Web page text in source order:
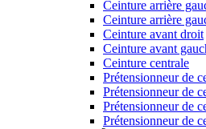
Ceinture arrière
Ceinture arrière
Ceinture avant droit
Ceinture avant
Ceinture centrale
Prétensionneur de
Prétensionneur de
Prétensionneur de
Prétensionneur de